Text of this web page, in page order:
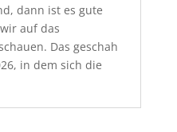
dann ist es gute
auf das
Das geschah
in dem sich die